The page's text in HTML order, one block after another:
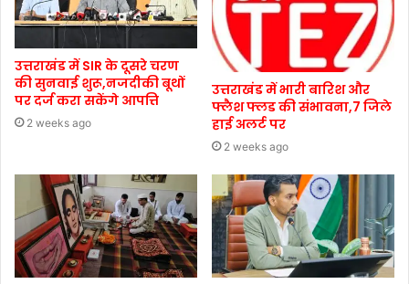
उत्तराखंड में SIR के दूसरे चरण
की सुनवाई शुरू,नजदीकी बूथों
पर दर्ज करा सकेंगे आपत्ति
2 weeks ago
उत्तराखंड में भारी बारिश और
फ्लैश फ्लड की संभावना,7 जिले
हाई अलर्ट पर
2 weeks ago